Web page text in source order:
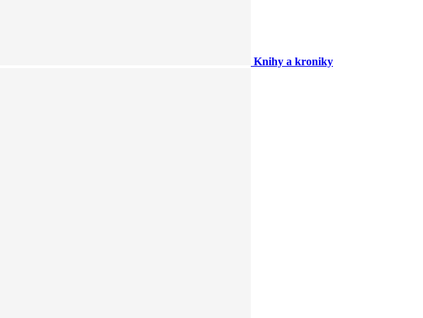
Knihy a kroniky